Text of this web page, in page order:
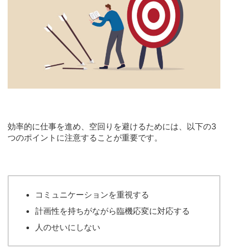
効率的に仕事を進め、空回りを避けるためには、以下の3
つのポイントに注意することが重要です。
コミュニケーションを重視する
計画性を持ちがながら臨機応変に対応する
人のせいにしない